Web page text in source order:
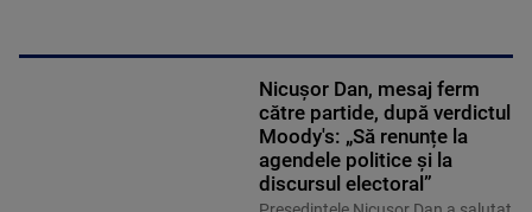
Nicușor Dan, mesaj ferm
către partide, după verdictul
Moody's: „Să renunțe la
agendele politice şi la
discursul electoral”